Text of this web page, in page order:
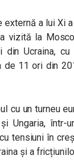
a lui Xi
vizită la
din Ucraina,
de 11 ori din
cu un turneu
Ungaria, într-
tensiuni în
și a